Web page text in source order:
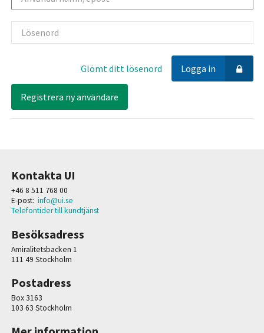
Lösenord
Logga in
Glömt ditt lösenord
Registrera ny användare
Kontakta UI
+46 8 511 768 00
E-post: info@ui.se
Telefontider till kundtjänst
Besöksadress
Amiralitetsbacken 1
111 49 Stockholm
Postadress
Box 3163
103 63 Stockholm